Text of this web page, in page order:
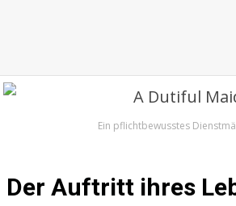
Ein pflichtbewusstes
Der Auftritt ihres